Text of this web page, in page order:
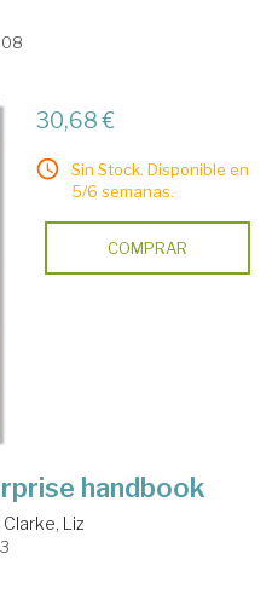
30,68 €
Sin Stock. Disponible en
5/6 semanas.
COMPRAR
handbook
Clarke, Liz